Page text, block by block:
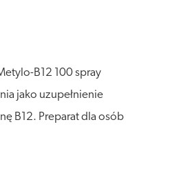
B12 100 spray
jako uzupełnienie
B12. Preparat dla osób